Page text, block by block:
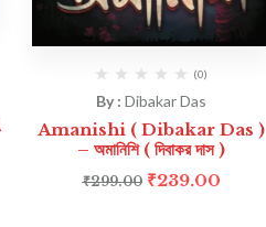
(0)
By :Dibakar Das
Amanishi ( Dibakar Das )
– অমানিশি ( দিবাকর দাস )
₹299.00 ₹239.00